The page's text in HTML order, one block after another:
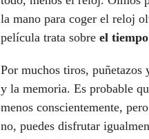
la mano para coger el reloj
película trata sobre el
Por muchos tiros, puñetazos
y la memoria. Es probable
menos conscientemente,
no, puedes disfrutar